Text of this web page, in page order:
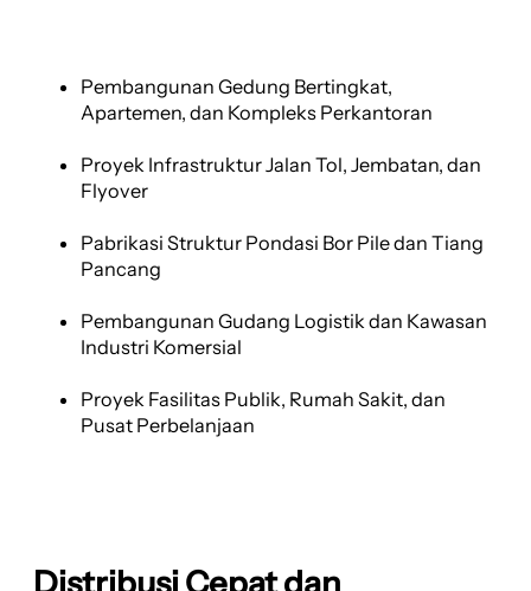
Pembangunan Gedung Bertingkat,
Apartemen, dan Kompleks Perkantoran
Proyek Infrastruktur Jalan Tol, Jembatan, dan
Flyover
Pabrikasi Struktur Pondasi Bor Pile dan Tiang
Pancang
Pembangunan Gudang Logistik dan Kawasan
Industri Komersial
Proyek Fasilitas Publik, Rumah Sakit, dan
Pusat Perbelanjaan
Distribusi Cepat dan